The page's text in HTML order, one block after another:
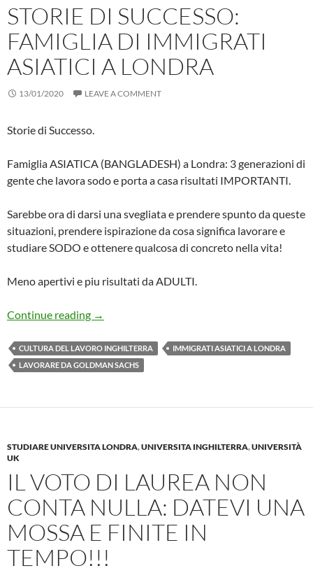
STORIE DI SUCCESSO:
FAMIGLIA DI IMMIGRATI
ASIATICI A LONDRA
13/01/2020 LEAVE A COMMENT
Storie di Successo.
Famiglia ASIATICA (BANGLADESH) a Londra: 3 generazioni di
gente che lavora sodo e porta a casa risultati IMPORTANTI.
Sarebbe ora di darsi una svegliata e prendere spunto da queste
situazioni, prendere ispirazione da cosa significa lavorare e
studiare SODO e ottenere qualcosa di concreto nella vita!
Meno apertivi e piu risultati da ADULTI.
Continue reading Storie di successo: famiglia di immigrati
→
CULTURA DEL LAVORO INGHILTERRA
IMMIGRATI ASIATICI A LONDRA
LAVORARE DA GOLDMAN SACHS
STUDIARE UNIVERSITA LONDRA,UNIVERSITA INGHILTERRA,UNIVERSITÀ
UK
IL VOTO DI LAUREA NON
CONTA NULLA: DATEVI UNA
MOSSA E FINITE IN
TEMPO!!!